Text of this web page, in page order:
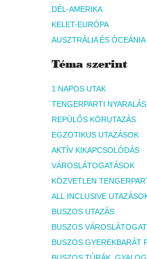
DÉL-AMERIKA
KELET-EURÓPA
AUSZTRÁLIA ÉS ÓCEÁNIA
Téma szerint
1 NAPOS UTAK
TENGERPARTI NYARALÁS
REPÜLŐS KÖRUTAZÁS
EGZOTIKUS UTAZÁSOK
AKTÍV KIKAPCSOLÓDÁS
VÁROSLÁTOGATÁSOK
BUSZOS UTAZÁS